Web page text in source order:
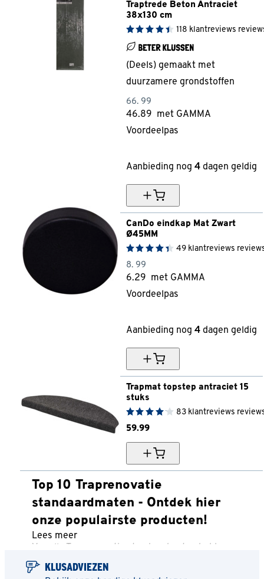
Traptrede Beton Antraciet
38x130 cm
118 klantreviews
(Deels) gemaakt met
duurzamere grondstoffen
66. 99
46.89
met GAMMA
Voordeelpas
Aanbieding nog 4 dagen geldig
CanDo eindkap Mat Zwart
Ø45MM
49 klantreviews
8. 99
6.29
met GAMMA
Voordeelpas
Aanbieding nog 4 dagen geldig
Trapmat topstep antraciet 15
stuks
83 klantreviews
59.99
Top 10 Traprenovatie
standaardmaten - Ontdek hier
onze populairste producten!
onze meest verkochte artikelen van dit moment
Lees meer
KLUSADVIEZEN